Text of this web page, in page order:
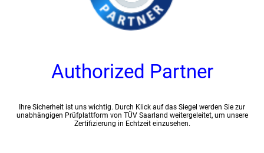
Authorized Partner
Ihre Sicherheit ist uns wichtig. Durch Klick auf das Siegel werden Sie zur
unabhängigen Prüfplattform von TÜV Saarland weitergeleitet, um unsere
Zertifizierung in Echtzeit einzusehen.